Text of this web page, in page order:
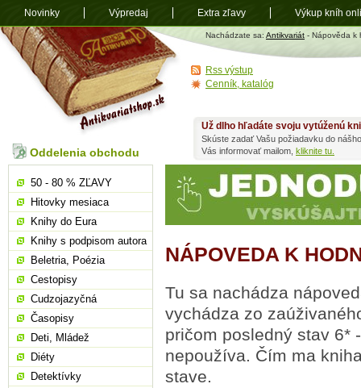
Antikvariát
shop.sk
Nachádzate sa: Antikvariát - Nápověda k
NÁPOVEDA K
Tu sa nachádza
vychádza zo
pričom posledný stav 6*
nepoužíva. Čím ma
stave.
Už dlho hľadáte svoju vytúženú
Skúste zadať Vašu požiadavku do
Vás informovať mailom, kliknite tu.
Oddelenia obchodu
50 - 80 % ZĽAVY
Hitovky mesiaca
Knihy do Eura
Knihy s podpisom autora
Beletria, Poézia
Cestopisy
Cudzojazyčná
Časopisy
Deti, Mládež
Diéty
Detektívky
Rss výstup
Cenník, katalóg
Novinky Výpredaj Extra zľavy Výkup kníh